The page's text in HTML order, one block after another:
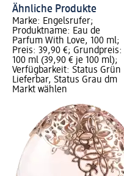
Ähnliche Produkte
Marke: Engelsrufer;
Produktname: Eau de
Parfum With Love, 100 ml;
Preis: 39,90 €; Grundpreis:
100 ml (39,90 € je 100 ml);
Verfügbarkeit: Status Grün
Lieferbar, Status Grau dm
Markt wählen